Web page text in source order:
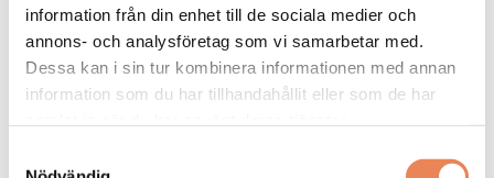
information från din enhet till de sociala medier och
annons- och analysföretag som vi samarbetar med.
Dessa kan i sin tur kombinera informationen med annan
information som du har tillhandahållit eller som de har
KAFÉ | 5 augusti 2026